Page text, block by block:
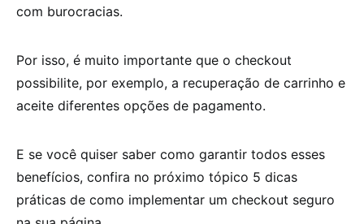
com burocracias.
Por isso, é muito importante que o checkout
possibilite, por exemplo, a recuperação de carrinho e
aceite diferentes opções de pagamento.
E se você quiser saber como garantir todos esses
benefícios, confira no próximo tópico 5 dicas
práticas de como implementar um checkout seguro